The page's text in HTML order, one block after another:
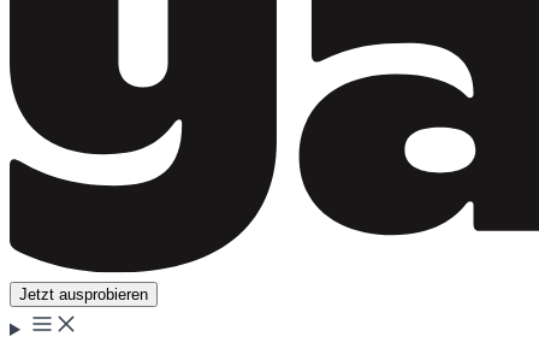
Jetzt ausprobieren